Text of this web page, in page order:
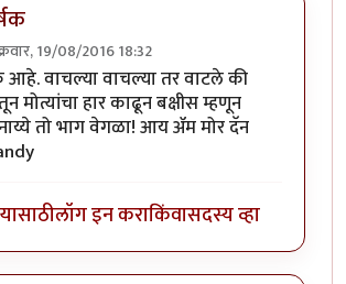
19/08/2016 18:32
आहे. वाचल्या वाचल्या तर वाटले की
मोत्यांचा हार काढून बक्षीस म्हणून
तो भाग वेगळा! आय ॲम मोर दॅन
लॉग इन कराकिंवासदस्य व्हा